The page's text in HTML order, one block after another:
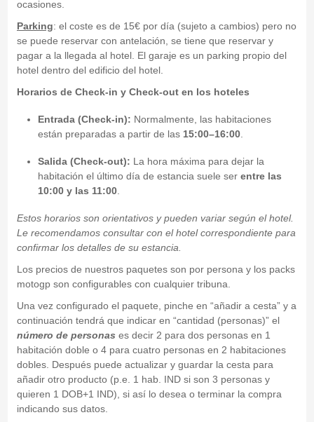
ocasiones.
Parking: el coste es de 15€ por día (sujeto a cambios) pero no
se puede reservar con antelación, se tiene que reservar y
pagar a la llegada al hotel. El garaje es un parking propio del
hotel dentro del edificio del hotel.
Horarios de Check-in y Check-out en los hoteles
Entrada (Check-in): Normalmente, las habitaciones
están preparadas a partir de las15:00–16:00.
Salida (Check-out): La hora máxima para dejar la
habitación el último día de estancia suele ser entre las
10:00 y las 11:00.
Estos horarios son orientativos y pueden variar según el hotel.
Le recomendamos consultar con el hotel correspondiente para
confirmar los detalles de su estancia.
Los precios de nuestros paquetes son por persona y los packs
motogp son configurables con cualquier tribuna.
Una vez configurado el paquete, pinche en “añadir a cesta” y a
continuación tendrá que indicar en “cantidad (personas)” el
número de personas es decir 2 para dos personas en 1
habitación doble o 4 para cuatro personas en 2 habitaciones
dobles. Después puede actualizar y guardar la cesta para
añadir otro producto (p.e. 1 hab. IND si son 3 personas y
quieren 1 DOB+1 IND), si así lo desea o terminar la compra
indicando sus datos.